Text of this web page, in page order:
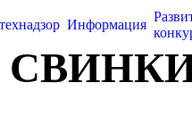
Информация